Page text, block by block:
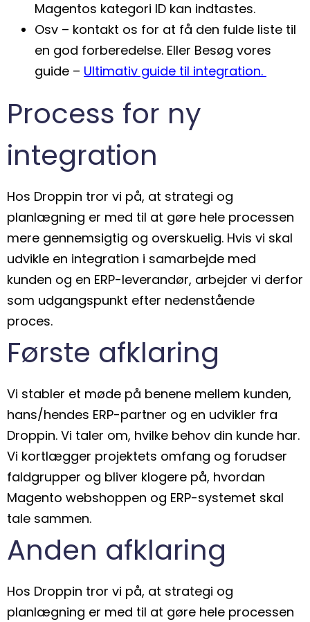
Magentos kategori ID kan indtastes.
Osv – kontakt os for at få den fulde liste til
en god forberedelse. Eller Besøg vores
guide – Ultimativ guide til integration.
Process for ny
integration
Hos Droppin tror vi på, at strategi og
planlægning er med til at gøre hele processen
mere gennemsigtig og overskuelig. Hvis vi skal
udvikle en integration i samarbejde med
kunden og en ERP-leverandør, arbejder vi derfor
som udgangspunkt efter nedenstående
proces.
Første afklaring
Vi stabler et møde på benene mellem kunden,
hans/hendes ERP-partner og en udvikler fra
Droppin. Vi taler om, hvilke behov din kunde har.
Vi kortlægger projektets omfang og forudser
faldgrupper og bliver klogere på, hvordan
Magento webshoppen og ERP-systemet skal
tale sammen.
Anden afklaring
Hos Droppin tror vi på, at strategi og
planlægning er med til at gøre hele processen